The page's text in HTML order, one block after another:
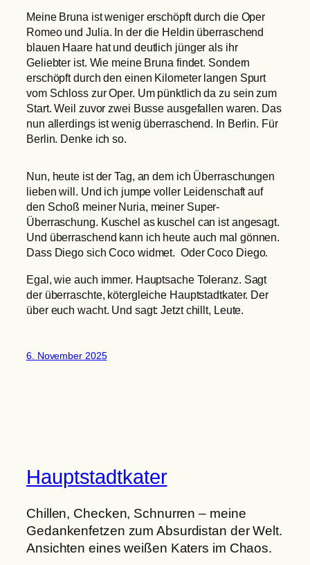
Meine Bruna ist weniger erschöpft durch die Oper
Romeo und Julia. In der die Heldin überraschend
blauen Haare hat und deutlich jünger als ihr
Geliebter ist. Wie meine Bruna findet. Sondern
erschöpft durch den einen Kilometer langen Spurt
vom Schloss zur Oper. Um pünktlich da zu sein zum
Start. Weil zuvor zwei Busse ausgefallen waren. Das
nun allerdings ist wenig überraschend. In Berlin. Für
Berlin. Denke ich so.
Nun, heute ist der Tag, an dem ich Überraschungen
lieben will. Und ich jumpe voller Leidenschaft auf
den Schoß meiner Nuria, meiner Super-
Überraschung. Kuschel as kuschel can ist angesagt.
Und überraschend kann ich heute auch mal gönnen.
Dass Diego sich Coco widmet. Oder Coco Diego.
Egal, wie auch immer. Hauptsache Toleranz. Sagt
der überraschte, kötergleiche Hauptstadtkater. Der
über euch wacht. Und sagt: Jetzt chillt, Leute.
6. November 2025
Hauptstadtkater
Chillen, Checken, Schnurren – meine
Gedankenfetzen zum Absurdistan der Welt.
Ansichten eines weißen Katers im Chaos.